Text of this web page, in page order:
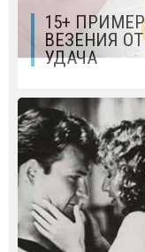
15+
ВЕЗЕНИЯ
УДАЧА